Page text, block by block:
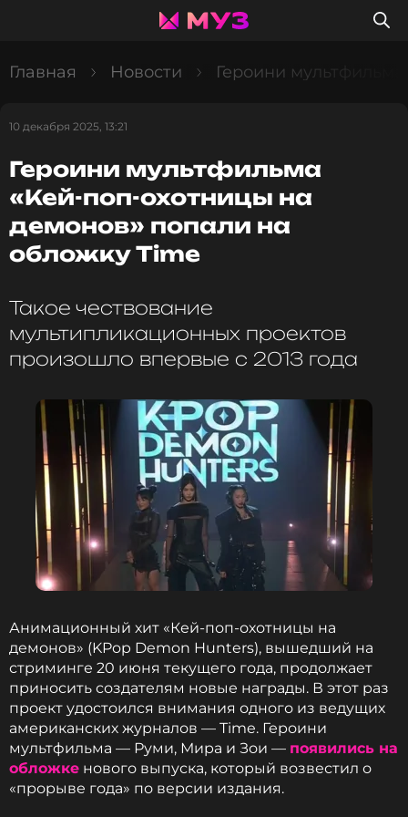
Главная Новости Героини
10 декабря 2025, 13:21
Героини мультфильма
«Кей-поп-охотницы на
демонов» попали на
обложку Time
Такое чествование
мультипликационных проектов
произошло впервые с 2013 года
Анимационный хит «Кей-поп-охотницы на
демонов» (KPop Demon Hunters), вышедший на
стриминге 20 июня текущего года, продолжает
приносить создателям новые награды. В этот раз
проект удостоился внимания одного из ведущих
американских журналов — Time. Героини
мультфильма — Руми, Мира и Зои — появились на
обложке нового выпуска, который возвестил о
«прорыве года» по версии издания.